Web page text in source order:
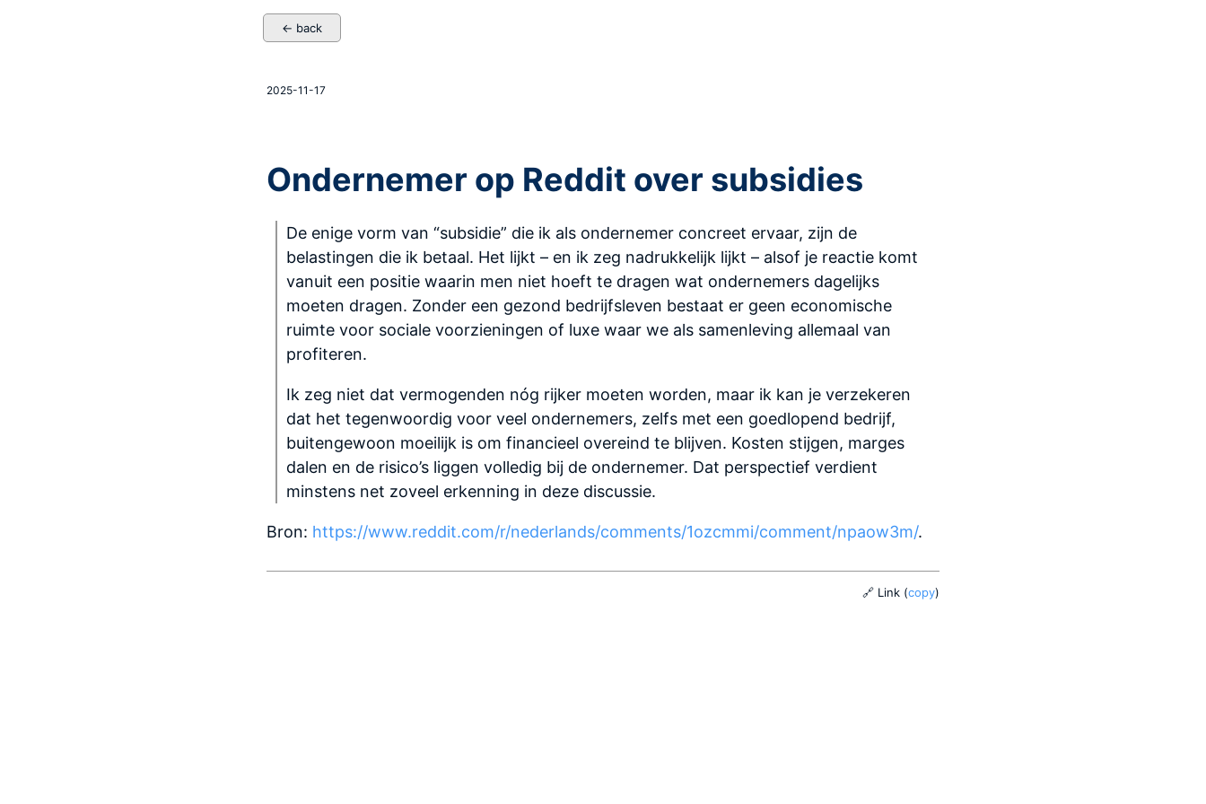
← back
2025-11-17
Ondernemer op Reddit over subsidies
De enige vorm van “subsidie” die ik als ondernemer concreet ervaar, zijn de
belastingen die ik betaal. Het lijkt – en ik zeg nadrukkelijk lijkt – alsof je reactie komt
vanuit een positie waarin men niet hoeft te dragen wat ondernemers dagelijks
moeten dragen. Zonder een gezond bedrijfsleven bestaat er geen economische
ruimte voor sociale voorzieningen of luxe waar we als samenleving allemaal van
profiteren.
Ik zeg niet dat vermogenden nóg rijker moeten worden, maar ik kan je verzekeren
dat het tegenwoordig voor veel ondernemers, zelfs met een goedlopend bedrijf,
buitengewoon moeilijk is om financieel overeind te blijven. Kosten stijgen, marges
dalen en de risico’s liggen volledig bij de ondernemer. Dat perspectief verdient
minstens net zoveel erkenning in deze discussie.
Bron: https://www.reddit.com/r/nederlands/comments/1ozcmmi/comment/npaow3m/.
🔗 Link (copy)